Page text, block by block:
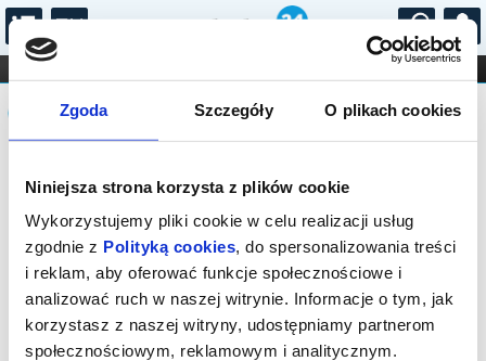
Zgoda Szczegóły O plikach cookies
Niniejsza strona korzysta z plików cookie
Wykorzystujemy pliki cookie w celu realizacji usług
zgodnie z Polityką cookies, do spersonalizowania treści
i reklam, aby oferować funkcje społecznościowe i
analizować ruch w naszej witrynie. Informacje o tym, jak
korzystasz z naszej witryny, udostępniamy partnerom
społecznościowym, reklamowym i analitycznym.
...
FILHARMONIA OPERA I BALET
STAND-UP
DLA DZIECI
Komunikat
Sprzedaż biletów on-line na wydarzenie
została zakończona.